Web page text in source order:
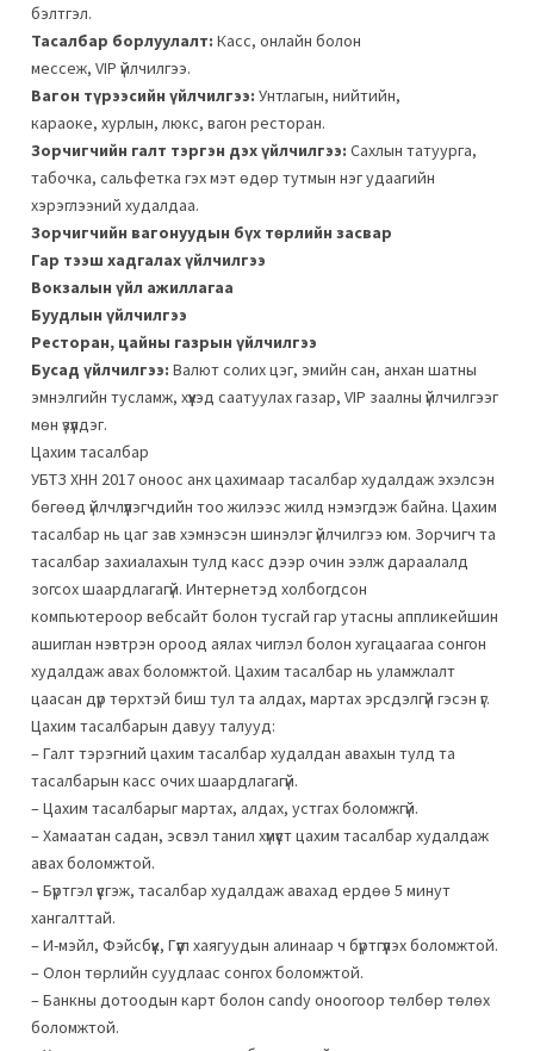
бэлтгэл.
Тасалбар борлуулалт: Касс, онлайн болон
мессеж, VIP үйлчилгээ.
Вагон түрээсийн үйлчилгээ: Унтлагын, нийтийн,
караоке, хурлын, люкс, вагон ресторан.
Зорчигчийн галт тэргэн дэх үйлчилгээ: Сахлын татуурга,
табочка, сальфетка гэх мэт өдөр тутмын нэг удаагийн
хэрэглээний худалдаа.
Зорчигчийн вагонуудын бүх төрлийн засвар
Гар тээш хадгалах үйлчилгээ
Вокзалын үйл ажиллагаа
Буудлын үйлчилгээ
Ресторан, цайны газрын үйлчилгээ
Бусад үйлчилгээ: Валют солих цэг, эмийн сан, анхан шатны
эмнэлгийн тусламж, хүүхэд саатуулах газар, VIP заалны үйлчилгээг
мөн үзүүлдэг.
Цахим тасалбар
УБТЗ ХНН 2017 оноос анх цахимаар тасалбар худалдаж эхэлсэн
бөгөөд үйлчлүүлэгчдийн тоо жилээс жилд нэмэгдэж байна. Цахим
тасалбар нь цаг зав хэмнэсэн шинэлэг үйлчилгээ юм. Зорчигч та
тасалбар захиалахын тулд касс дээр очин ээлж дараалалд
зогсох шаардлагагүй. Интернетэд холбогдсон
компьютероор вебсайт болон тусгай гар утасны аппликейшин
ашиглан нэвтрэн ороод аялах чиглэл болон хугацаагаа сонгон
худалдаж авах боломжтой. Цахим тасалбар нь уламжлалт
цаасан дүр төрхтэй биш тул та алдах, мартах эрсдэлгүй гэсэн үг.
Цахим тасалбарын давуу талууд:
– Галт тэрэгний цахим тасалбар худалдан авахын тулд та
тасалбарын касс очих шаардлагагүй.
– Цахим тасалбарыг мартах, алдах, устгах боломжгүй.
– Хамаатан садан, эсвэл танил хүмүүст цахим тасалбар худалдаж
авах боломжтой.
– Бүртгэл үүсгэж, тасалбар худалдаж авахад ердөө 5 минут
хангалттай.
– И-мэйл, Фэйсбүүк, Гүүгл хаягуудын алинаар ч бүртгүүлэх боломжтой.
– Олон төрлийн суудлаас сонгох боломжтой.
– Банкны дотоодын карт болон candy оноогоор төлбөр төлөх
боломжтой.